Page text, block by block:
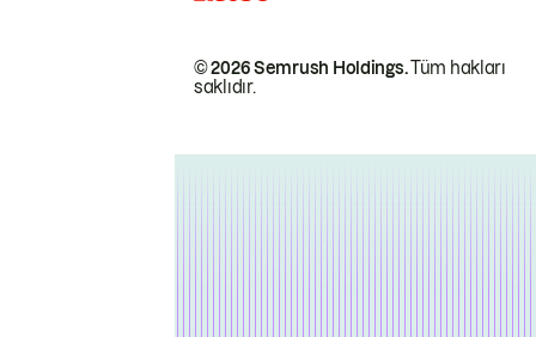
© 2026 Semrush Holdings.Tüm hakları
saklıdır.